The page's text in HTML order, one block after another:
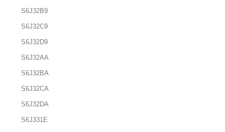
S6J32B9
S6J32C9
S6J32D9
S6J32AA
S6J32BA
S6J32CA
S6J32DA
S6J331E